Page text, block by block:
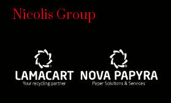
Nicolis Group